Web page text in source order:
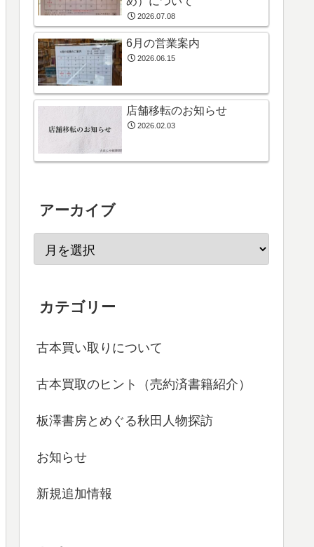
2026.07.08
6月の営業案内
2026.06.15
店舗移転のお知らせ
2026.02.03
アーカイブ
カテゴリー
古本買い取りについて
古本買取のヒント（売約済書籍紹介）
板澤書房とめぐる秋田人物探訪
お知らせ
新規追加情報